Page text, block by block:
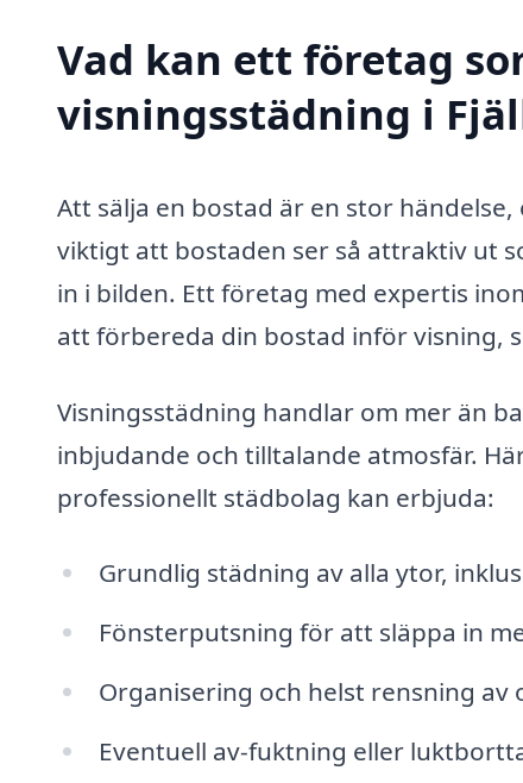
Vad kan ett företag
visningsstädning i
Att sälja en bostad är en stor
viktigt att bostaden ser så attraktiv ut
in i bilden. Ett företag med expertis
att förbereda din bostad inför visning,
Visningsstädning handlar om mer än
inbjudande och tilltalande atmosfär.
professionellt städbolag kan erbjuda:
Grundlig städning av alla ytor,
Fönsterputsning för att släppa in
Organisering och helst rensning
Eventuell av-fuktning eller